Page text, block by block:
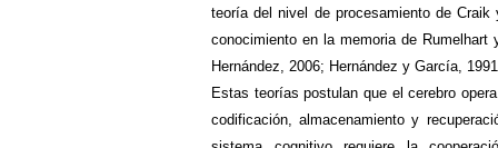
teoría del nivel de procesamiento de
conocimiento en la memoria de
Hernández, 2006; Hernández y García,
Estas teorías postulan que el cerebro
codificación, almacenamiento y